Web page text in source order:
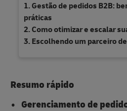
Gestão de pedidos B2B:
práticas
Como otimizar e escalar
Escolhendo um parceiro
Resumo rápido
Gerenciamento de